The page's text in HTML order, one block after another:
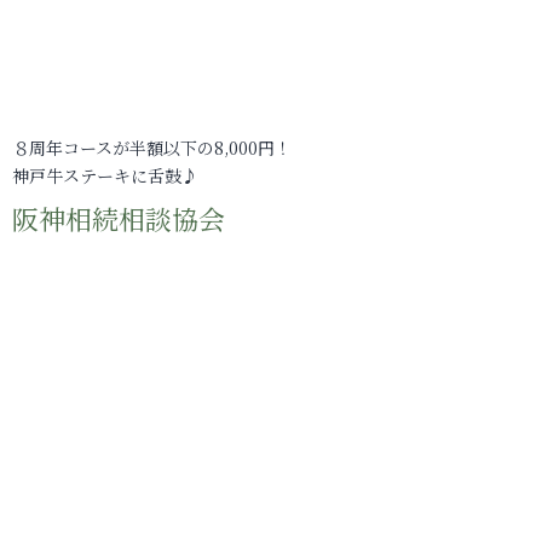
８周年コースが半額以下の8,000円！
神戸牛ステーキに舌鼓♪
阪神相続相談協会